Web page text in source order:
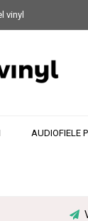
vinyl
AUDIOFIELE